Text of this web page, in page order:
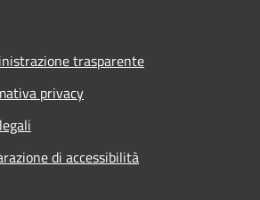
trasparente
privacy
di accessibilità